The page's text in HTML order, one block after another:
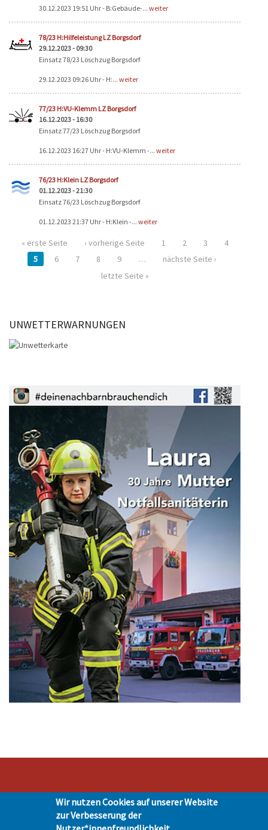
30.12.2023 19:51 Uhr - B:Gebäude-... weiter
78/23 H:Hilfeleistung LZ Borgsdorf
29.12.2023 - 09:30
Einsatz 78/23 Löschzug Borgsdorf
29.12.2023 09:26 Uhr - H:... weiter
77/23 H:VU-Klemm LZ Borgsdorf
16.12.2023 - 16:30
Einsatz 77/23 Löschzug Borgsdorf
16.12.2023 16:27 Uhr - H:VU-Klemm -... weiter
76/23 H:Klein LZ Borgsdorf
01.12.2023 - 21:30
Einsatz 76/23 Löschzug Borgsdorf
01.12.2023 21:37 Uhr - H:Klein -... weiter
« erste Seite ‹ vorherige Seite 1 2 3
4
5
6 7 8 9 …
nächste Seite ›
letzte Seite »
UNWETTERWARNUNGEN
Stadt Hohen Neuendorf • Oranienburger Str. 2 • 16540 Hohen Neuendorf •
Telefon 03303-528-0
Wir nutzen Cookies auf unserer Website
zur Verbesserung der